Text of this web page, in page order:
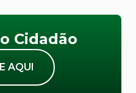
Cidadão
AQUI